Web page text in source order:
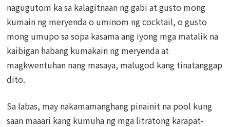
nagugutom ka sa kalagitnaan ng gabi at gusto mong
kumain ng meryenda o uminom ng cocktail, o gusto
mong umupo sa sopa kasama ang iyong mga matalik na
kaibigan habang kumakain ng meryenda at
magkwentuhan nang masaya, malugod kang tinatanggap
dito.
Sa labas, may nakamamanghang pinainit na pool kung
saan maaari kang kumuha ng mga litratong karapat-